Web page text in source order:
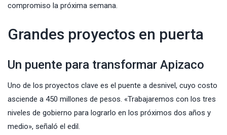
compromiso la próxima semana.
Grandes proyectos en puerta
Un puente para transformar Apizaco
Uno de los proyectos clave es el puente a desnivel, cuyo costo
asciende a 450 millones de pesos. «Trabajaremos con los tres
niveles de gobierno para lograrlo en los próximos dos años y
medio», señaló el edil.